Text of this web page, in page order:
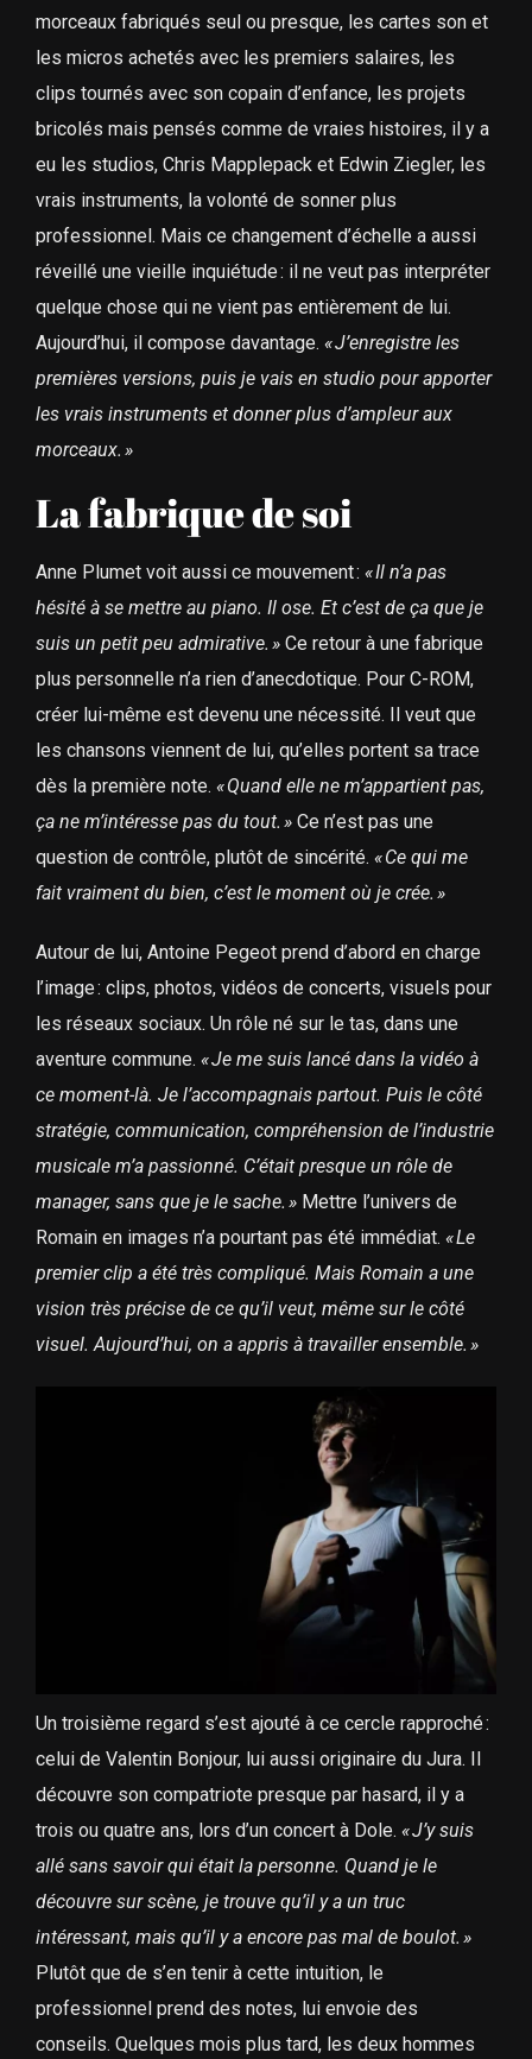
morceaux fabriqués seul ou presque, les cartes son et
les micros achetés avec les premiers salaires, les
clips tournés avec son copain d’enfance, les projets
bricolés mais pensés comme de vraies histoires, il y a
eu les studios, Chris Mapplepack et Edwin Ziegler, les
vrais instruments, la volonté de sonner plus
professionnel. Mais ce changement d’échelle a aussi
réveillé une vieille inquiétude : il ne veut pas interpréter
quelque chose qui ne vient pas entièrement de lui.
Aujourd’hui, il compose davantage. «J’enregistre les
premières versions, puis je vais en studio pour apporter
les vrais instruments et donner plus d’ampleur aux
morceaux. »
La fabrique de soi
Anne Plumet voit aussi ce mouvement : «Il n’a pas
hésité à se mettre au piano. Il ose. Et c’est de ça que je
suis un petit peu admirative. » Ce retour à une fabrique
plus personnelle n’a rien d’anecdotique. Pour C-ROM,
créer lui-même est devenu une nécessité. Il veut que
les chansons viennent de lui, qu’elles portent sa trace
dès la première note. «Quand elle ne m’appartient pas,
ça ne m’intéresse pas du tout. »Ce n’est pas une
question de contrôle, plutôt de sincérité. «Ce qui me
fait vraiment du bien, c’est le moment où je crée. »
Autour de lui, Antoine Pegeot prend d’abord en charge
l’image : clips, photos, vidéos de concerts, visuels pour
les réseaux sociaux. Un rôle né sur le tas, dans une
aventure commune. «Je me suis lancé dans la vidéo à
ce moment-là. Je l’accompagnais partout. Puis le côté
stratégie, communication, compréhension de l’industrie
musicale m’a passionné. C’était presque un rôle de
manager, sans que je le sache. » Mettre l’univers de
Romain en images n’a pourtant pas été immédiat. «Le
premier clip a été très compliqué. Mais Romain a une
vision très précise de ce qu’il veut, même sur le côté
visuel. Aujourd’hui, on a appris à travailler ensemble. »
Un troisième regard s’est ajouté à ce cercle rapproché :
celui de Valentin Bonjour, lui aussi originaire du Jura. Il
découvre son compatriote presque par hasard, il y a
trois ou quatre ans, lors d’un concert à Dole. «J’y suis
allé sans savoir qui était la personne. Quand je le
découvre sur scène, je trouve qu’il y a un truc
intéressant, mais qu’il y a encore pas mal de boulot. »
Plutôt que de s’en tenir à cette intuition, le
professionnel prend des notes, lui envoie des
conseils. Quelques mois plus tard, les deux hommes